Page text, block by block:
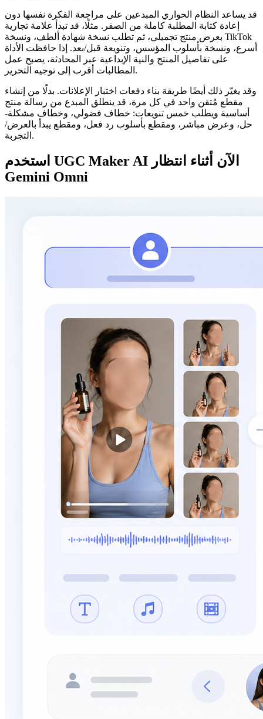
قد يساعد النظام الحواري المبدعين على مراجعة الفكرة نفسها دون
إعادة كتابة المطلبة كاملة من الصفر. مثلًا، قد تبدأ علامة تجارية
بعرض منتج تجميلي، ثم تطلب نسخة شهادة ألطف، ونسخة TikTok
أسرع، ونسخة بأسلوب المؤسس، وتنويعة قبل/بعد. إذا حافظت الأداة
على تفاصيل المنتج والنية الإبداعية عبر المحادثة، يصبح عمل
المطالبات أقرب إلى توجيه التحرير.
وقد يغيّر ذلك أيضًا طريقة بناء دفعات اختبار الإعلانات. بدلًا من إنشاء
مقطع مُتقن واحد في كل مرة، قد ينطلق المبدع من رسالة منتج
أساسية ويطلب خمس تنويعات: خطاف فضولي، وخطاف مشكلة-
حل، وعرض مباشر، ومقطع بأسلوب رد فعل، ومقطع يبدأ بالعرض/
التجربة.
استخدم UGC Maker AI الآن أثناء انتظار
Gemini Omni